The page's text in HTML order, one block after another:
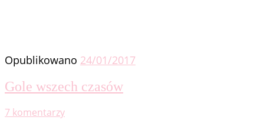
Opublikowano 24/01/2017
Gole wszech czasów
7 komentarzy